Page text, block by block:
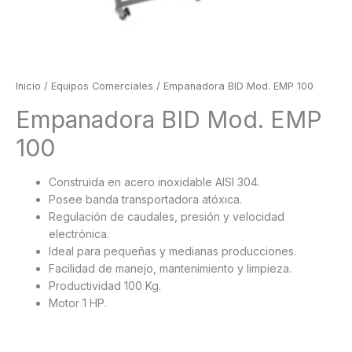
Inicio / Equipos Comerciales / Empanadora BID Mod. EMP 100
Empanadora BID Mod. EMP
100
Construida en acero inoxidable AISI 304.
Posee banda transportadora atóxica.
Regulación de caudales, presión y velocidad
electrónica.
Ideal para pequeñas y medianas producciones.
Facilidad de manejo, mantenimiento y limpieza.
Productividad 100 Kg.
Motor 1 HP.